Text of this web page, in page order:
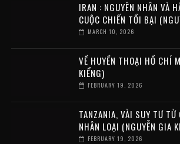
IRAN : NGUYÊN NHÂN VÀ
CUỘC CHIẾN TỒI BẠI
MARCH 10, 2026
VỀ HUYỀN THOẠI HỒ CHÍ
KIỂNG)
FEBRUARY 19, 2026
TANZANIA, VÀI SUY TƯ TỪ
NHÂN LOẠI (NGUYỄN GIA
FEBRUARY 19, 2026